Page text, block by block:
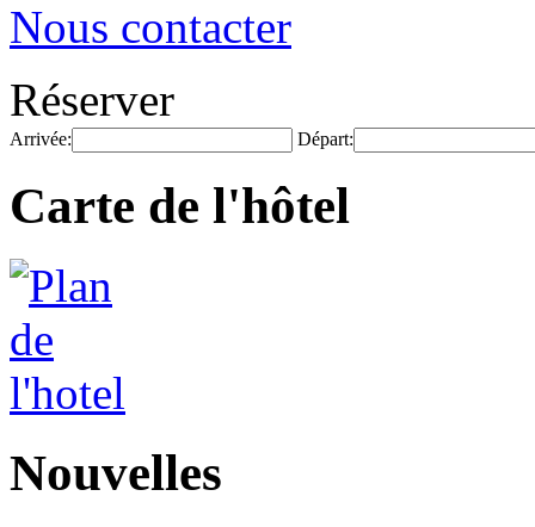
Nous contacter
Réserver
Arrivée: Départ:
Carte de l'hôtel
Nouvelles